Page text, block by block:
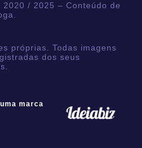
/ 2025 – Conteúdo de
próprias. Todas imagens
dos seus
marca